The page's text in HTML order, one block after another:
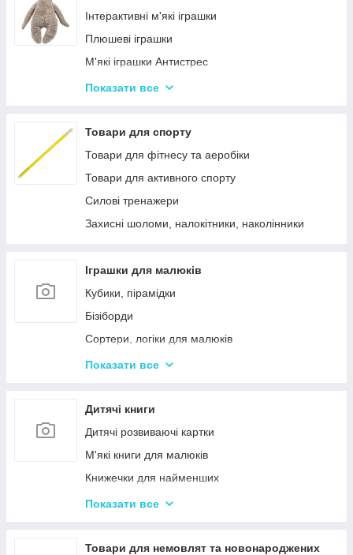
Візочки для ляльок
Ліжечка для ляльок
Одяг та аксесуари для Ляльок
Інтерактивні м'які іграшки
Плюшеві іграшки
М'які іграшки Антистрес
Іграшки для лялькового театру
Показати все
Товари для спорту
Товари для фітнесу та аеробіки
Товари для активного спорту
Силові тренажери
Захисні шоломи, налокітники, наколінники
Іграшки для малюків
Кубики, пірамідки
Бізіборди
Сортери, логіки для малюків
Іграшки з музичними ефектами
Машинки іграшкові для дітей
Дитяче кермо
Іграшка Неваляшка
Каталки з ручкою і на мотузочці
Розвиваючі килимки
Магнітна риболовля для дітей
Показати все
Дитячі книги
Дитячі розвиваючі картки
М'які книги для малюків
Книжечки для найменших
Книги з наклейками
Книги для дітей початкових класів
Показати все
Товари для немовлят та новонароджених